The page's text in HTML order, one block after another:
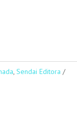
, Sendai Editora